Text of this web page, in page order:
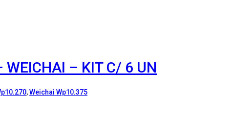
– KIT C/ 6 UN
,Weichai Wp10.375